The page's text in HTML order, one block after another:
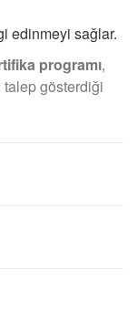
edinmeyi sağlar.
programı,
gösterdiği